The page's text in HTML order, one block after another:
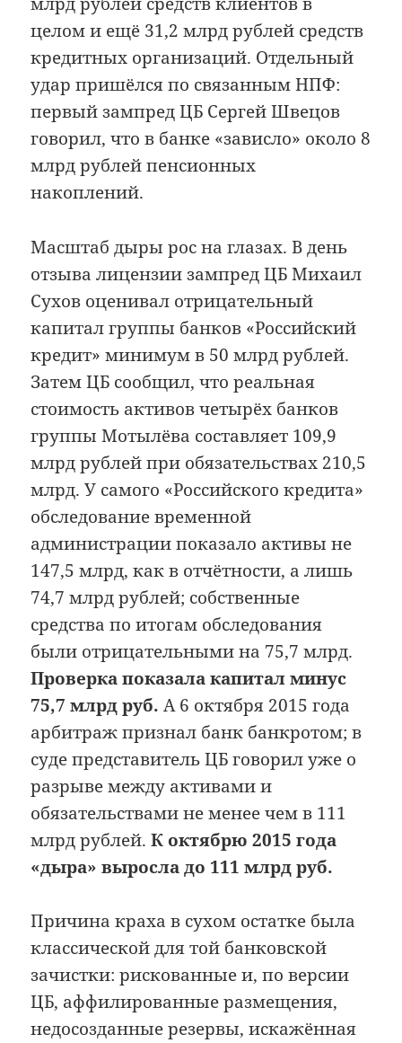
целом и ещё 31,2 млрд рублей средств
кредитных организаций. Отдельный
удар пришёлся по связанным НПФ:
первый зампред ЦБ Сергей Швецов
говорил, что в банке «зависло» около 8
млрд рублей пенсионных
накоплений.
Масштаб дыры рос на глазах. В день
отзыва лицензии зампред ЦБ Михаил
Сухов оценивал отрицательный
капитал группы банков «Российский
кредит» минимум в 50 млрд рублей.
Затем ЦБ сообщил, что реальная
стоимость активов четырёх банков
группы Мотылёва составляет 109,9
млрд рублей при обязательствах 210,5
млрд. У самого «Российского кредита»
обследование временной
администрации показало активы не
147,5 млрд, как в отчётности, а лишь
74,7 млрд рублей; собственные
средства по итогам обследования
были отрицательными на 75,7 млрд.
Проверка показала капитал минус
75,7 млрд руб. А 6 октября 2015 года
арбитраж признал банк банкротом; в
суде представитель ЦБ говорил уже о
разрыве между активами и
обязательствами не менее чем в 111
млрд рублей.К октябрю 2015 года
«дыра» выросла до 111 млрд руб.
Причина краха в сухом остатке была
классической для той банковской
зачистки: рискованные и, по версии
ЦБ, аффилированные размещения,
недосозданные резервы, искажённая